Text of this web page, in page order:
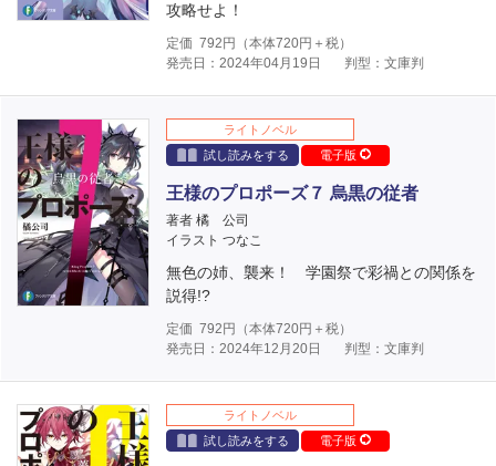
攻略せよ！
定価 792 円（本体720円＋税）
発売日：2024年04月19日
判型：文庫判
ライトノベル
試し読みをする
電子版
王様のプロポーズ７ 烏黒の従者
著者 橘 公司
イラスト つなこ
無色の姉、襲来！ 学園祭で彩禍との関係を
説得!?
定価 792 円（本体720円＋税）
発売日：2024年12月20日
判型：文庫判
ライトノベル
試し読みをする
電子版